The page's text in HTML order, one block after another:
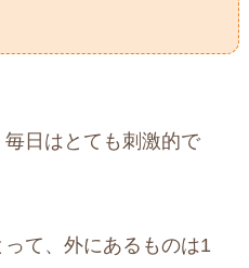
日はとても刺激的で
て、外にあるものは1